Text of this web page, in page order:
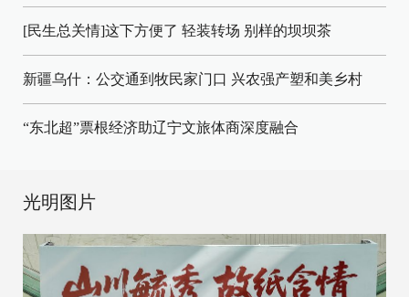
[民生总关情]这下方便了 轻装转场 别样的坝坝茶
新疆乌什：公交通到牧民家门口 兴农强产塑和美乡村
“东北超”票根经济助辽宁文旅体商深度融合
光明图片